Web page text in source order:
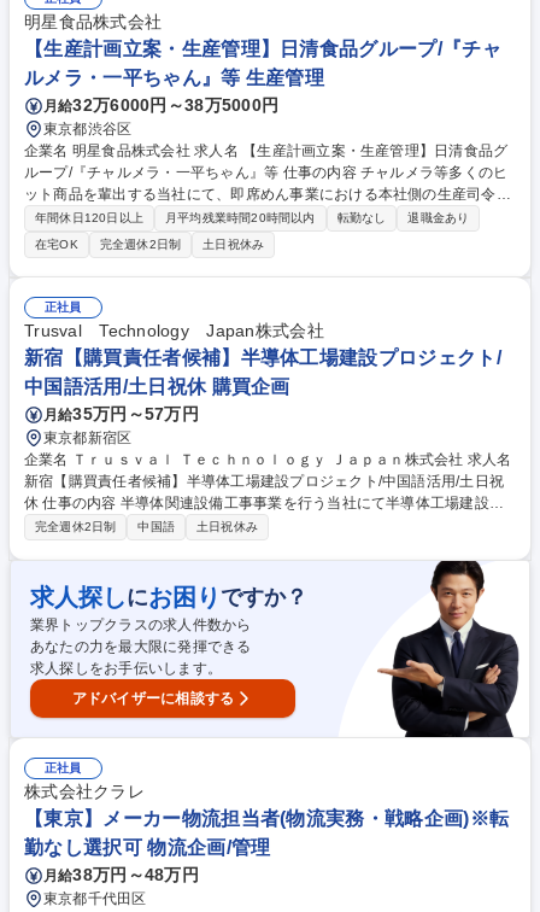
易書類（Invoice、Packing List等）作成 (5)納期・発送スケジュールの顧
客連絡および調整 ※通関業務は乙仲（専門業者）へ委託するため実務経験
は不要です。 募集職種 【東京/貿易実務】住宅手当充実/平均勤続年数14.2
年/長く安定して働きたい方へ
明星食品株式会社
【生産計画立案・生産管理】日清食品グループ/『チャ
ルメラ・一平ちゃん』等 生産管理
月給32万6000円～38万5000円
東京都渋谷区
企業名 明星食品株式会社 求人名 【生産計画立案・生産管理】日清食品グ
ループ/『チャルメラ・一平ちゃん』等 仕事の内容 チャルメラ等多くのヒ
ット商品を輩出する当社にて、即席めん事業における本社側の生産司令塔
として、生産管理領域の業務推進をお任せ。全国の食卓へ安心を届けるた
めに生産の最適化を支える核となる役割です。 【詳細】 ■生産計画の立案
業務 ■生産工場管理業務 ■生産工場（東日本明星・神戸工場・ユニ・スタ
ー等）との連絡・連携業務 ■基幹システム（SAP等）のマスター管理業務
募集職種 【生産計画立案・生産管理】日清食品グループ/『チャルメラ・
一平ちゃん』等
年間休日120日以上 月平均残業時間20時間以内 転勤なし
退職金あり
在宅OK
完全週休2日制 土日祝休み
正社員
Trusval Technology Japan株式会社
新宿【購買責任者候補】半導体工場建設プロジェクト/
中国語活用/土日祝休 購買企画
月給35万円～57万円
東京都新宿区
企業名 Ｔｒｕｓｖａｌ Ｔｅｃｈｎｏｌｏｇｙ Ｊａｐａｎ株式会社 求人名
新宿【購買責任者候補】半導体工場建設プロジェクト/中国語活用/土日祝
休 仕事の内容 半導体関連設備工事事業を行う当社にて半導体工場建設等
の購買・調達をお任せします。 設備機器や資材調達、価格交渉から原価管
発注書の作成、納期・品質管理、既存取引先との関係構築 ■新規サプライ
ヤーの開拓・評価および工事原価管理・コストダウン ■施工管理やPMと
の調整、契約内容の管理、データ分析と改善提案 ※熊本や広島など全国の
プロジェクト先への出張・転勤が発生します 募集職種 新宿【購買責任者
候補】半導体工場建設プロジェクト/中国語活用/土日祝休
完全週休2日制 中国語 土日祝休み
求人探しにお困り ですか？
業界トップクラスの求人件数から
あなたの力を最大限に発揮できる
求人探しをお手伝いします。
アドバイザーに相談する
正社員
株式会社クラレ
【東京】メーカー物流担当者(物流実務・戦略企画)※転
勤なし選択可 物流企画/管理
月給38万円～48万円
東京都千代田区